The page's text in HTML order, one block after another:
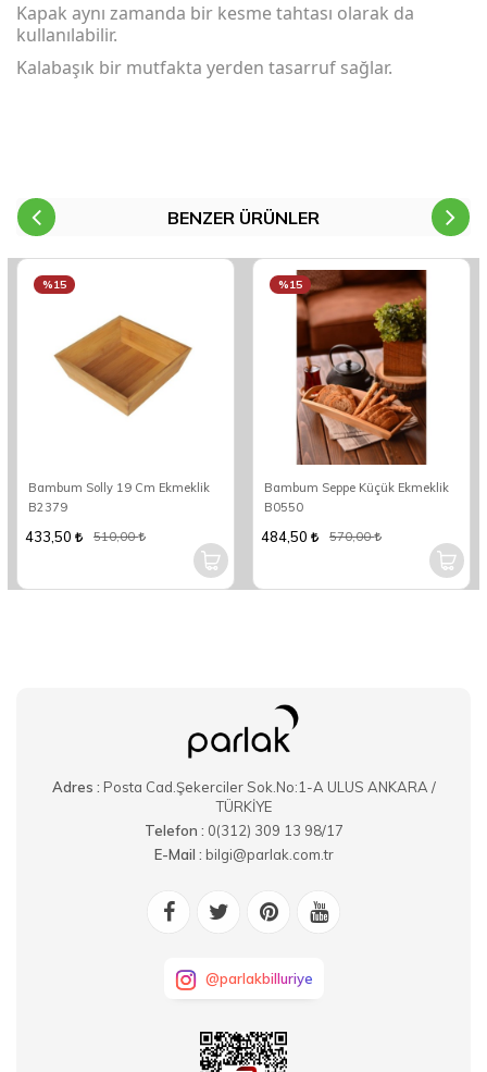
Kapak aynı zamanda bir kesme tahtası olarak da
kullanılabilir.
Kalabaşık bir mutfakta yerden tasarruf sağlar.
BENZER ÜRÜNLER
Bambum Solly 19 Cm Ekmeklik
B2379
%15
433,50 510,00
Bambum Seppe Küçük Ekmeklik
B0550
%15
484,50 570,00
Adres : Posta Cad.Şekerciler Sok.No:1-A ULUS ANKARA /
TÜRKİYE
Telefon : 0(312) 309 13 98/17
E-Mail : bilgi@parlak.com.tr
@parlakbilluriye